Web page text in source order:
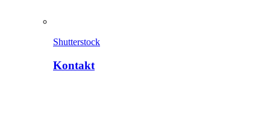
Shutterstock
Kontakt